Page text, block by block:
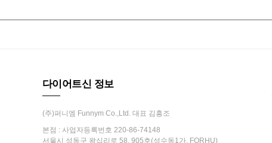
다이어트신 정보
(주)퍼니엠 Funnym Co.,Ltd. 대표 김흥조
본점 : 사업자등록번호 220-86-74148
서울시 성동구 왕십리로 58, 905호(성수동1가, FORHU)